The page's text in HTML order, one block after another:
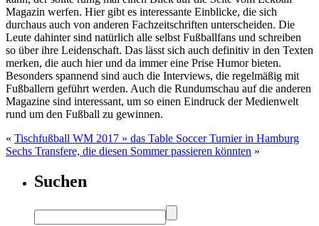
Magazin werfen. Hier gibt es interessante Einblicke, die sich
durchaus auch von anderen Fachzeitschriften unterscheiden. Die
Leute dahinter sind natürlich alle selbst Fußballfans und schreiben
so über ihre Leidenschaft. Das lässt sich auch definitiv in den Texten
merken, die auch hier und da immer eine Prise Humor bieten.
Besonders spannend sind auch die Interviews, die regelmäßig mit
Fußballern geführt werden. Auch die Rundumschau auf die anderen
Magazine sind interessant, um so einen Eindruck der Medienwelt
rund um den Fußball zu gewinnen.
« Tischfußball WM 2017 » das Table Soccer Turnier in Hamburg
Sechs Transfere, die diesen Sommer passieren könnten »
Suchen